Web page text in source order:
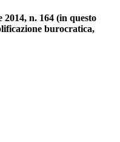
2014, n. 164 (in questo
burocratica,